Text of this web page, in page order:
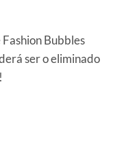
Bubbles
ser o eliminado